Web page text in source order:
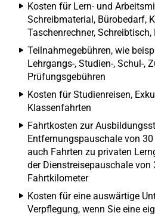
Kosten für Lern- und
Schreibmaterial, Bürobedarf,
Taschenrechner, Schreibtisch,
Teilnahmegebühren, wie
Lehrgangs-, Studien-, Schul-,
Prüfungsgebühren
Kosten für Studienreisen,
Klassenfahrten
Fahrtkosten zur
Entfernungspauschale von 30
auch Fahrten zu privaten
der Dienstreisepauschale von
Fahrtkilometer
Kosten für eine auswärtige
Verpflegung, wenn Sie eine